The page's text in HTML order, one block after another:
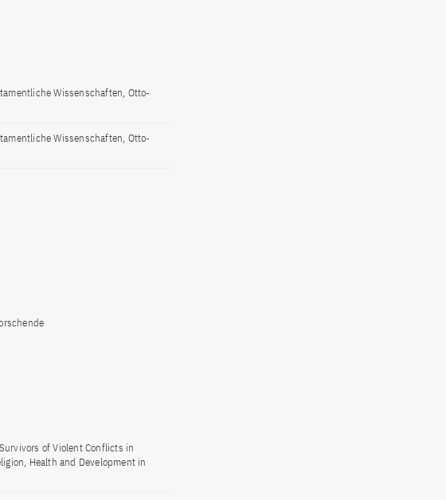
Wissenschaften, Otto-
Wissenschaften, Otto-
of Violent Conflicts in
Health and Development in